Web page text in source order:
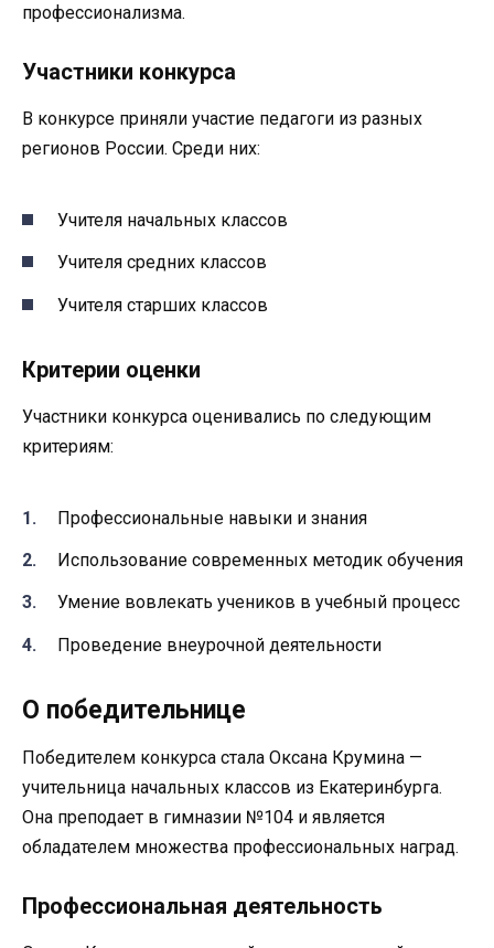
профессионализма.
Участники конкурса
В конкурсе приняли участие педагоги из разных
регионов России. Среди них:
Учителя начальных классов
Учителя средних классов
Учителя старших классов
Критерии оценки
Участники конкурса оценивались по следующим
критериям:
Профессиональные навыки и знания
Использование современных методик обучения
Умение вовлекать учеников в учебный процесс
Проведение внеурочной деятельности
О победительнице
Победителем конкурса стала Оксана Крумина —
учительница начальных классов из Екатеринбурга.
Она преподает в гимназии №104 и является
обладателем множества профессиональных наград.
Профессиональная деятельность